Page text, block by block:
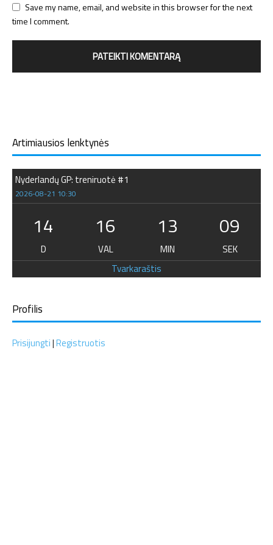
Save my name, email, and website in this browser for the next
time I comment.
Artimiausios lenktynės
Nyderlandų GP: treniruotė #1
2026-08-21 10:30
14
D
16
VAL
13
MIN
08
SEK
Tvarkaraštis
Profilis
Prisijungti|Registruotis